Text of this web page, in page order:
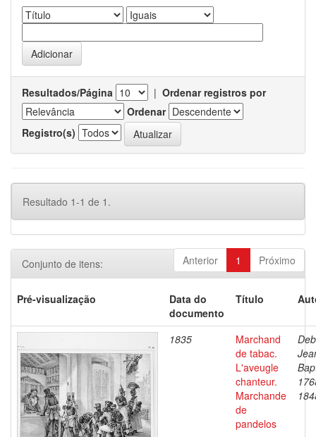
Resultados/Página | Ordenar registros por
Ordenar
Registro(s)
Resultado 1-1 de 1.
Anterior 1 Próximo
Conjunto de itens:
Pré-visualização
Data do
documento
Título
1835
Marchand
de tabac.
L'aveugle
chanteur.
Marchande
de
pandelos